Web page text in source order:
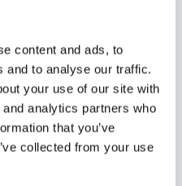
content and ads, to
and to analyse our traffic.
your use of our site with
analytics partners who
that you’ve
collected from your use
Je
A s nimi přišla i